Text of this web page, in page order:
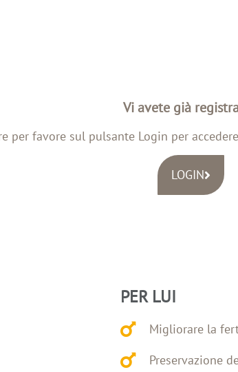
Vi avete già
per favore sul pulsante Login per
LOGIN
PER LUI
Migliorare la
Preservazione